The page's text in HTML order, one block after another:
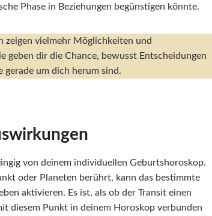
Phase in Beziehungen begünstigen könnte.
zeigen vielmehr Möglichkeiten und
geben dir die Chance, bewusst Entscheidungen
gerade um dich herum sind.
von deinem individuellen Geburtshoroskop.
oder Planeten berührt, kann das bestimmte
aktivieren. Es ist, als ob der Transit einen
diesem Punkt in deinem Horoskop verbunden